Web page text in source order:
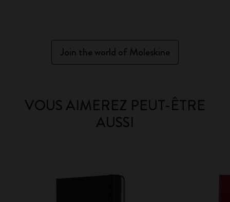
Join the world of Moleskine
VOUS AIMEREZ PEUT-ÊTRE
AUSSI